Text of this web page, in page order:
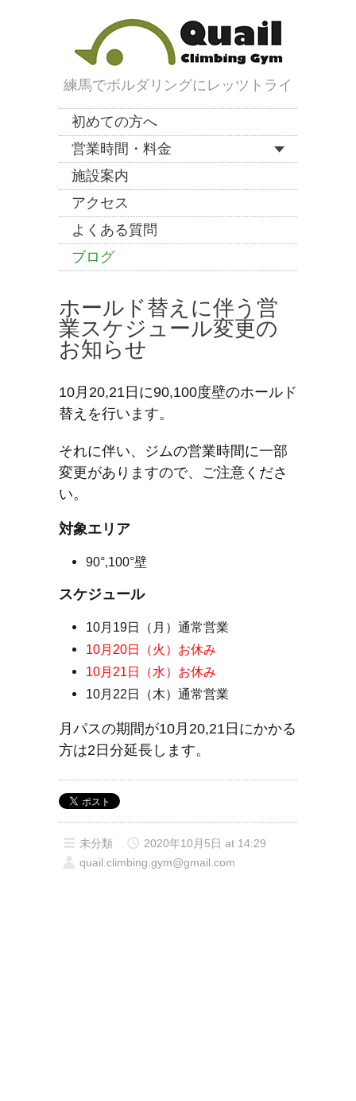
練馬でボルダリングにレッツトライ
初めての方へ
営業時間・料金
施設案内
アクセス
よくある質問
ブログ
ホールド替えに伴う営
業スケジュール変更の
お知らせ
10月20,21日に90,100度壁のホールド
替えを行います。
それに伴い、ジムの営業時間に一部
変更がありますので、ご注意くださ
い。
対象エリア
90°,100°壁
スケジュール
10月19日（月）通常営業
10月20日（火）お休み
10月21日（水）お休み
10月22日（木）通常営業
月パスの期間が10月20,21日にかかる
方は2日分延長します。
未分類
2020年10月5日 at 14:29
quail.climbing.gym@gmail.com